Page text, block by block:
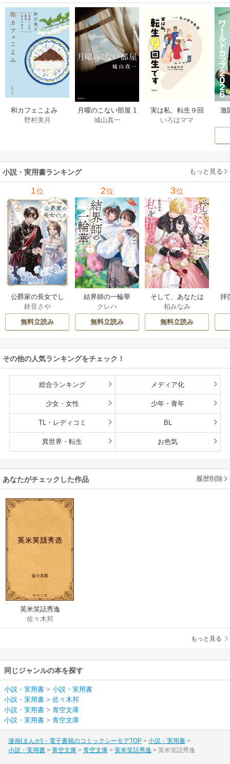
和カフェこよみ
五月くんの夏のお
野村美月
月曜のこない部屋 1
巻
城山真一
実は私、転生９回
生です マンガ
いろはママ
激
小説・実用書ランキング もっと見る
1位
公爵家の長女でし
た
鈴音さや
無料立読み
2位
結界師の一輪華
クレハ
無料立読み
3位
そして、あなたは
私を捨てる
柏みなみ
無料立読み
拝
その他の人気ランキングをチェック！
総合ランキング メディア化
少女・女性 少年・青年
TL・レディコミ BL
異世界・転生 お色気
あなたがチェックした作品 履歴削除
英米笑話秀逸
佐々木邦
もっと見る
同じジャンルの本を探す
小説・実用書 > 小説・実用書
小説・実用書 > 佐々木邦
小説・実用書 > 青空文庫
小説・実用書 > 青空文庫
漫画(まんが)・電子書籍のコミックシーモアTOP
小説・実用書
小説・実用書
青空文庫 青空文庫 英米笑話秀逸 英米笑話秀逸